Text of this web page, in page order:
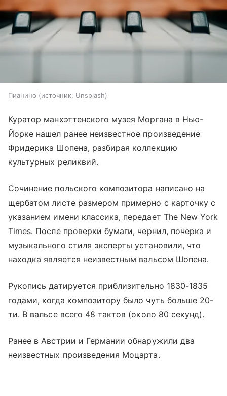
Пианино источник: Unsplash
Куратор манхэттенского музея Моргана в Нью-
Йорке нашел ранее неизвестное произведение
Фридерика Шопена, разбирая коллекцию
культурных реликвий.
Сочинение польского композитора написано на
щербатом листе размером примерно с карточку с
указанием имени классика, передает The New York
Times. После проверки бумаги, чернил, почерка и
музыкального стиля эксперты установили, что
находка является неизвестным вальсом Шопена.
Рукопись датируется приблизительно 1830-1835
годами, когда композитору было чуть больше 20-
ти. В вальсе всего 48 тактов (около 80 секунд).
Ранее в Австрии и Германии обнаружили два
неизвестных произведения Моцарта.